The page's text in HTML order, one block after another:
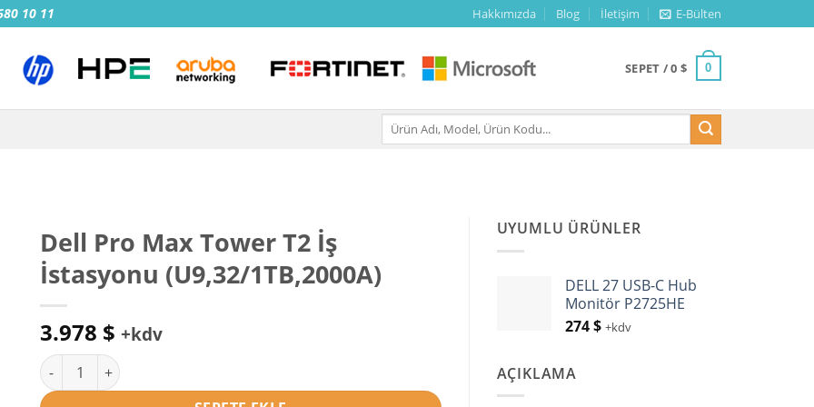
10 11 Hakkımızda Blog İletişim E-Bülten
SEPET /0 $ 0
Ara:
Dell Pro Max Tower T2 İş
İstasyonu (U9,32/1TB,2000A)
3.978 $ +kdv
Dell Pro Max Tower T2 İş İstasyonu (U9,32/1TB,2000A) adet
UYUMLU ÜRÜNLER
DELL 27 USB-C Hub
Monitör P2725HE
274$ +kdv
AÇIKLAMA